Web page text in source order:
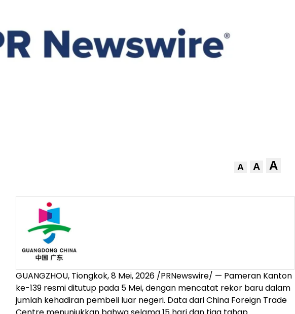
A A A
GUANGZHOU, Tiongkok,8 Mei, 2026 /PRNewswire/ — Pameran Kanton
ke-139 resmi ditutup pada 5 Mei, dengan mencatat rekor baru dalam
jumlah kehadiran pembeli luar negeri. Data dari China Foreign Trade